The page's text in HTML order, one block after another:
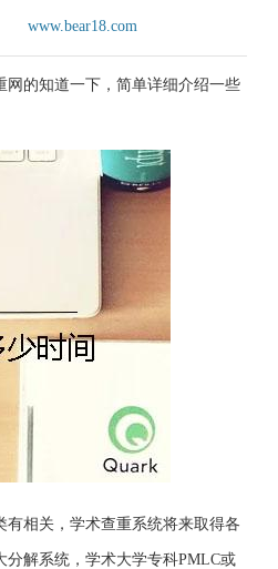
www.bear18.com
的知道一下，简单详细介绍一些
相关，学术查重系统将来取得各
解系统，学术大学专科PMLC或